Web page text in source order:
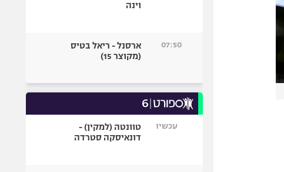
וינה
07:50
ארסנל - ריאל בטיס
(מקוצר 15)
עכשיו
טוונטה (למקין) -
דונאיסקה סטרדה